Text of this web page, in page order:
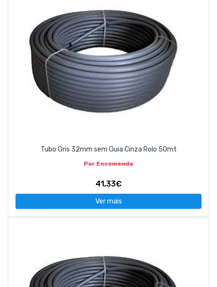
Tubo Gris 32mm sem Guia Cinza Rolo 50mt
Por Encomenda
41,33€
Ver mais